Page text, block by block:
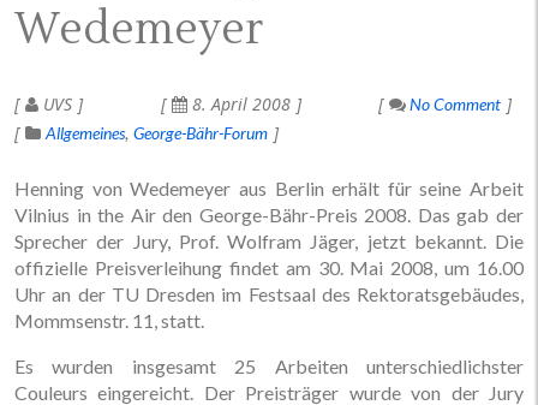
Wedemeyer
UVS 8. April 2008
No Comment
Allgemeines George-Bähr-Forum
Henning von Wedemeyer aus Berlin erhält für seine Arbeit
Vilnius in the Air den George-Bähr-Preis 2008. Das gab der
Sprecher der Jury, Prof. Wolfram Jäger, jetzt bekannt. Die
offizielle Preisverleihung findet am 30. Mai 2008, um 16.00
Uhr an der TU Dresden im Festsaal des Rektoratsgebäudes,
Mommsenstr. 11, statt.
Es wurden insgesamt 25 Arbeiten unterschiedlichster
Couleurs eingereicht. Der Preisträger wurde von der Jury